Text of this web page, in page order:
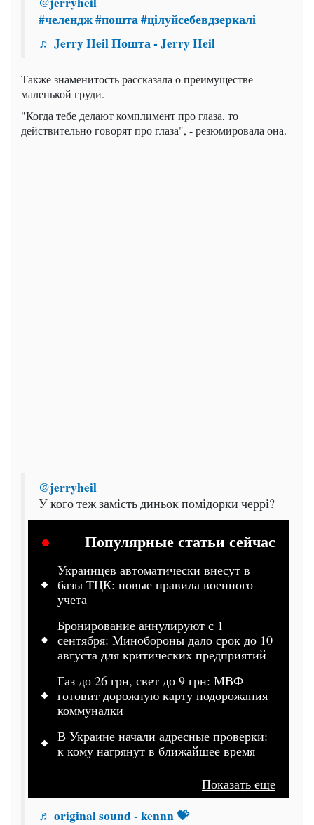
#челендж#пошта#цілуйсебевдзеркалі
♬ Jerry Heil Пошта - Jerry Heil
Также знаменитость рассказала о преимуществе
маленькой груди.
"Когда тебе делают комплимент про глаза, то
действительно говорят про глаза", - резюмировала она.
@jerryheil
У кого теж замість диньок помідорки черрі?
Популярные статьи сейчас
Украинцев автоматически внесут в
базы ТЦК: новые правила военного
учета
Бронирование аннулируют с 1
сентября: Минобороны дало срок до 10
августа для критических предприятий
Газ до 26 грн, свет до 9 грн: МВФ
готовит дорожную карту подорожания
коммуналки
В Украине начали адресные проверки:
к кому нагрянут в ближайшее время
Показать еще
♬ original sound - kennn 💝